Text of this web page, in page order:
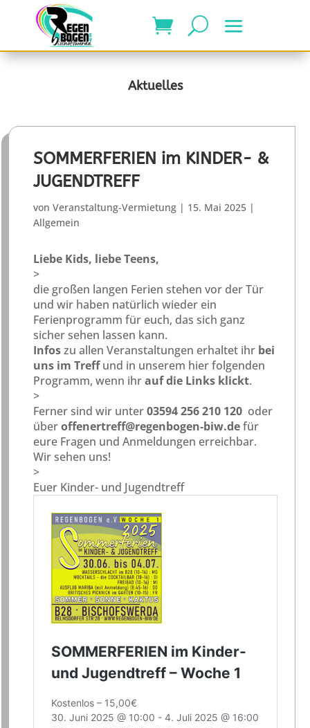
Aktuelles
SOMMERFERIEN im KINDER- &
JUGENDTREFF
vonVeranstaltung-Vermietung | 15. Mai 2025 |
Allgemein
Liebe Kids, liebe Teens,
>
die großen langen Ferien stehen vor der Tür
und wir haben natürlich wieder ein
Ferienprogramm für euch, das sich ganz
sicher sehen lassen kann.
Infoszu allen Veranstaltungen erhaltet ihr bei
uns im Treffund in unserem hier folgenden
Programm, wenn ihrauf die Links klickt.
>
Ferner sind wir unter03594 256 210 120 oder
überoffenertreff@regenbogen-biw.defür
eure Fragen und Anmeldungen erreichbar.
Wir sehen uns!
>
Euer Kinder- und Jugendtreff